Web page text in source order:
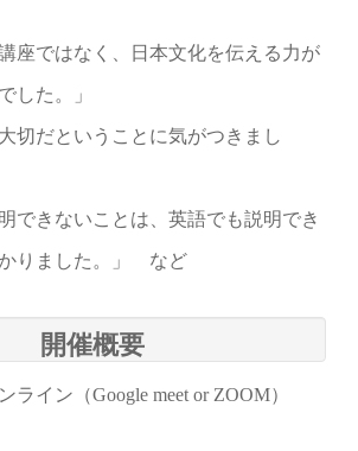
座ではなく、日本文化を伝える力が
した。」
切だということに気がつきまし
できないことは、英語でも説明でき
りました。」 など
開催概要
ライン（Google meet or ZOOM）